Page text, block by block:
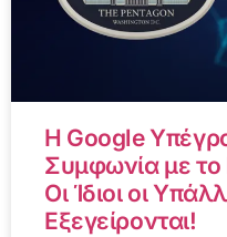
Η Google
Συμφωνία με το
Οι Ίδιοι οι
Εξεγείρονται!